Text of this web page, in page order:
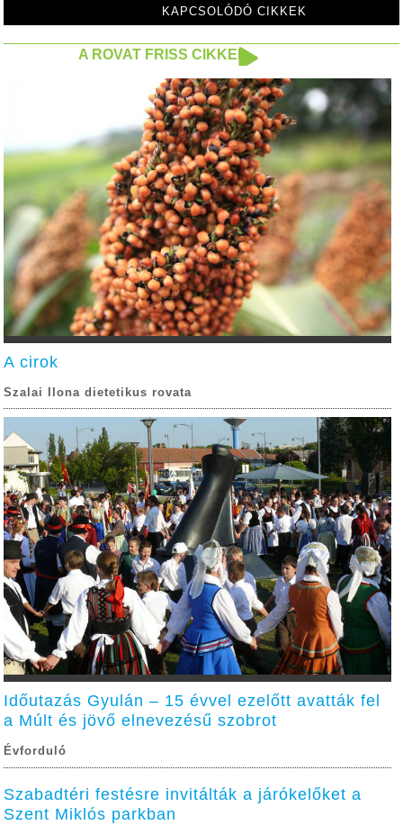
KAPCSOLÓDÓ CIKKEK
A ROVAT FRISS CIKKEI
A cirok
Szalai Ilona dietetikus rovata
Időutazás Gyulán – 15 évvel ezelőtt avatták fel
a Múlt és jövő elnevezésű szobrot
Évforduló
Szabadtéri festésre invitálták a járókelőket a
Szent Miklós parkban